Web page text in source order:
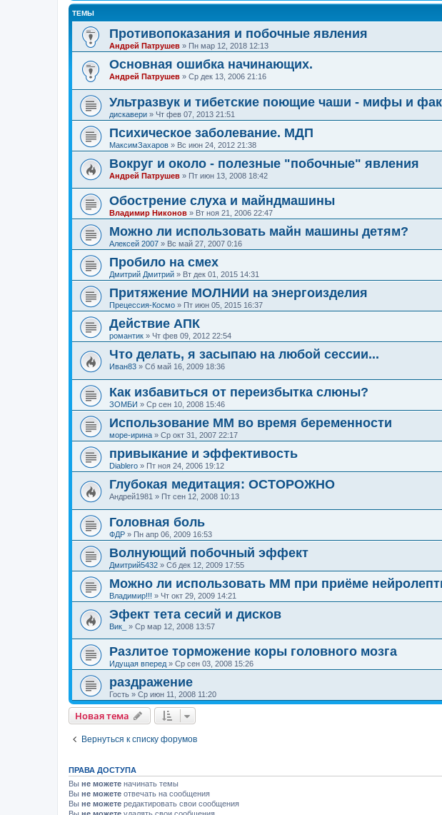
ТЕМЫ
Противопоказания и побочные явления
Андрей Патрушев » Пн мар 12, 2018 12:13
Основная ошибка начинающих.
Андрей Патрушев » Ср дек 13, 2006 21:16
Ультразвук и тибетские поющие чаши - мифы и
дискавери » Чт фев 07, 2013 21:51
Психическое заболевание. МДП
МаксимЗахаров » Вс июн 24, 2012 21:38
Вокруг и около - полезные "побочные" явления
Андрей Патрушев » Пт июн 13, 2008 18:42
Обострение слуха и майндмашины
Владимир Никонов » Вт ноя 21, 2006 22:47
Можно ли использовать майн машины детям?
Алексей 2007 » Вс май 27, 2007 0:16
Пробило на смех
Дмитрий Дмитрий » Вт дек 01, 2015 14:31
Притяжение МОЛНИИ на энергоизделия
Прецессия-Космо » Пт июн 05, 2015 16:37
Действие АПК
романтик » Чт фев 09, 2012 22:54
Что делать, я засыпаю на любой сессии...
Иван83 » Сб май 16, 2009 18:36
Как избавиться от переизбытка слюны?
ЗОМБИ » Ср сен 10, 2008 15:46
Использование ММ во время беременности
море-ирина » Ср окт 31, 2007 22:17
привыкание и эффективость
Diablero » Пт ноя 24, 2006 19:12
Глубокая медитация: ОСТОРОЖНО
Андрей1981 » Пт сен 12, 2008 10:13
Головная боль
ФДР » Пн апр 06, 2009 16:53
Волнующий побочный эффект
Дмитрий5432 » Сб дек 12, 2009 17:55
Можно ли использовать ММ при приёме
Владимир!!! » Чт окт 29, 2009 14:21
Эфект тета сесий и дисков
Вик_ » Ср мар 12, 2008 13:57
Разлитое торможение коры головного мозга
Идущая вперед » Ср сен 03, 2008 15:26
раздражение
Гость » Ср июн 11, 2008 11:20
Новая тема
Вернуться к списку форумов
ПРАВА ДОСТУПА
Вы не можете начинать темы
Вы не можете отвечать на сообщения
Вы не можете редактировать свои сообщения